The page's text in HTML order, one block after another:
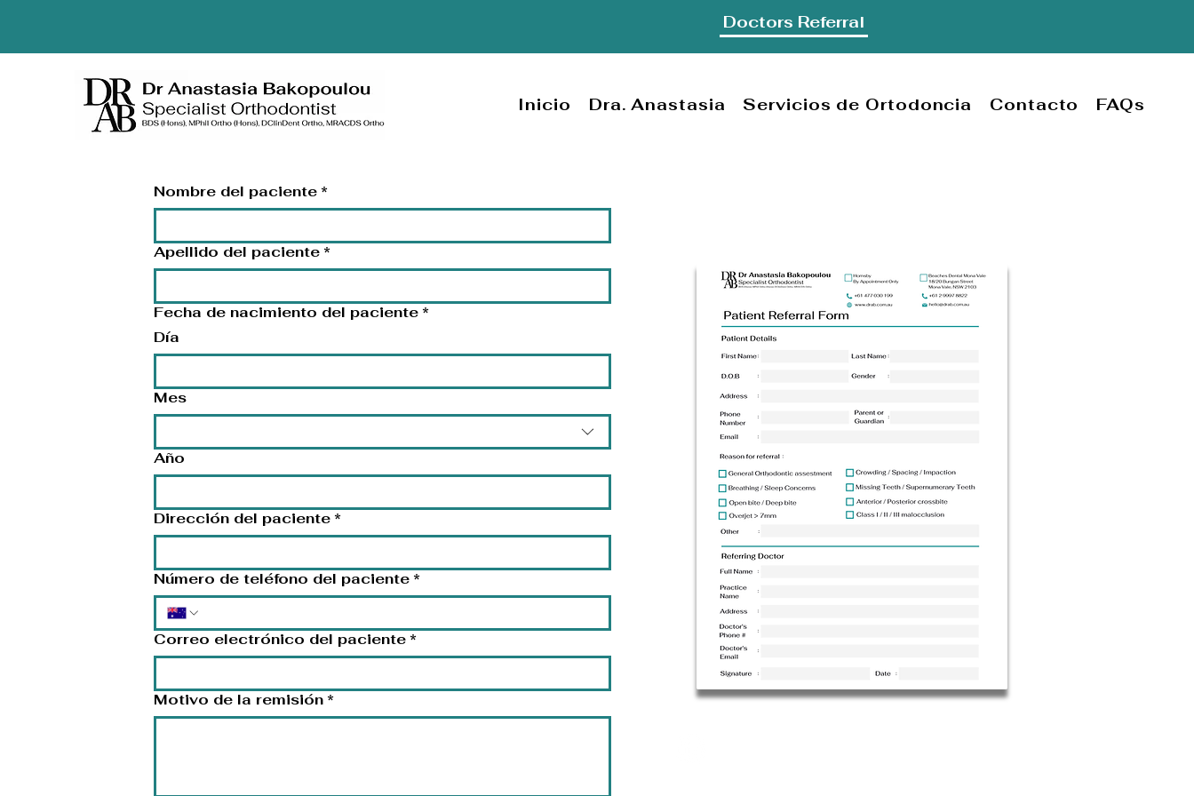
Doctors Referral
Inicio Dra. Anastasia Servicios de Ortodoncia Contacto FAQs
Formulario de referencia del paciente
Nombre del paciente *
Apellido del paciente *
Fecha de nacimiento del paciente *
Día
Mes
Año
Dirección del paciente *
Número de teléfono del paciente *
Correo electrónico del paciente *
Motivo de la remisión *